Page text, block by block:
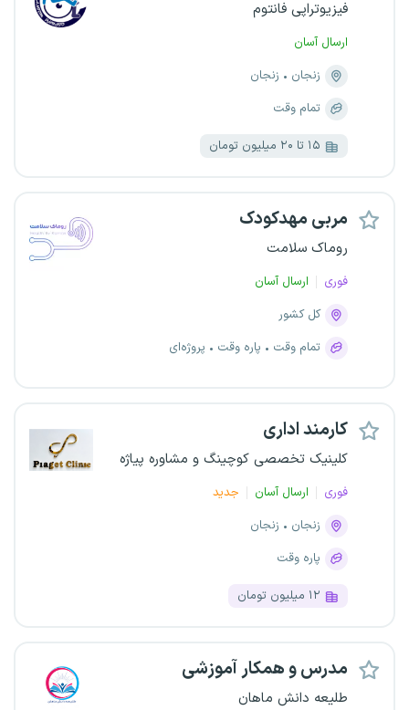
فیزیوتراپی فانتوم
ارسال آسان
زنجان
زنجان
تمام وقت
۱۵ تا ۲۰ میلیون تومان
مربی مهدکودک
روماک سلامت
فوری
ارسال آسان
کل کشور
تمام وقت
پاره وقت پروژه‌ای
کارمند اداری
کلینیک تخصصی کوچینگ و مشاوره پیاژه
فوری ارسال آسان
جدید
زنجان
زنجان
پاره وقت
۱۲ میلیون تومان
مدرس و همکار آموزشی
طلیعه دانش ماهان